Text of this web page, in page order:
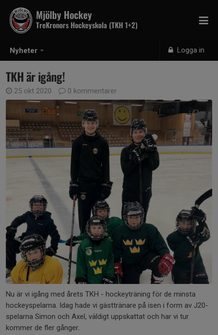
Nyheter Logga in
Mjölby Hockey
TreKronors Hockeyskola (TKH 1+2)
TKH är igång!
25 okt 2020 0 kommentarer
Nu är vi igång med årets TKH - hockeyträning för de minsta
hockeyspelarna. Idag hade vi gästtränare på isen i form av J20-
spelarna Simon och Axel, väldigt uppskattat och har vi tur
kommer de fler gånger.